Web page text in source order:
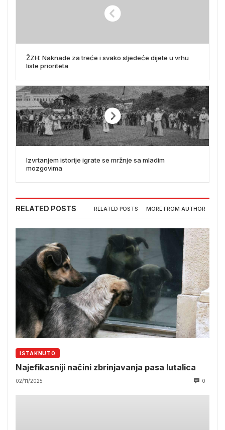
ŽZH: Naknade za treće i svako sljedeće dijete u vrhu
liste prioriteta
Izvrtanjem istorije igrate se mržnje sa mladim
mozgovima
RELATED POSTS RELATED POSTS MORE FROM AUTHOR
ISTAKNUTO
Najefikasniji načini zbrinjavanja pasa lutalica
02/11/2025 0